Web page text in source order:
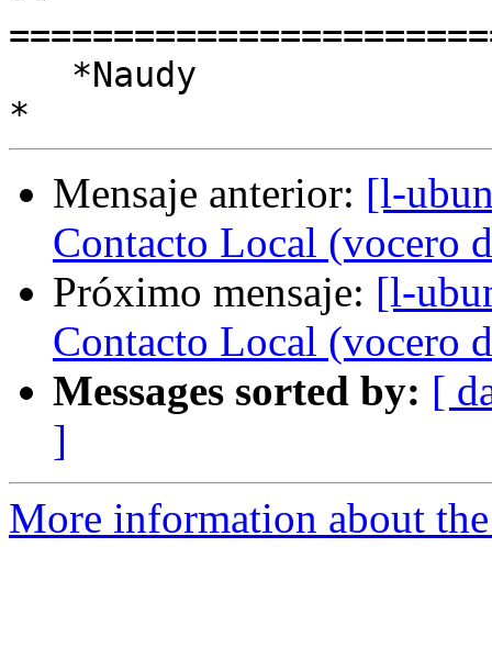
Mensaje anterior: [l-
Contacto Local (vocero
Próximo mensaje: [l-
Contacto Local (vocero
Messages sorted by: [
]
More information about